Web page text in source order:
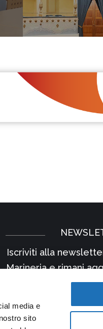
media e
sito
Iscriviti alla
Marineria e rimani
iniziative